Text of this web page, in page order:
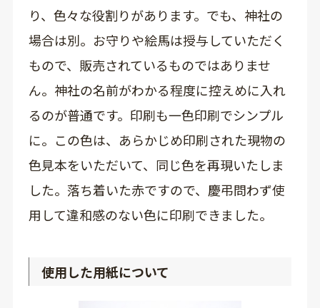
り、色々な役割りがあります。でも、神社の
場合は別。お守りや絵馬は授与していただく
もので、販売されているものではありませ
ん。神社の名前がわかる程度に控えめに入れ
るのが普通です。印刷も一色印刷でシンプル
に。この色は、あらかじめ印刷された現物の
色見本をいただいて、同じ色を再現いたしま
した。落ち着いた赤ですので、慶弔問わず使
用して違和感のない色に印刷できました。
使用した用紙について